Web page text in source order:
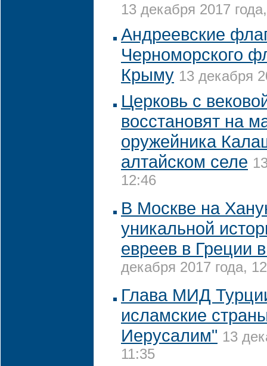
13 декабря 2017
Андреевские
Черноморского
Крыму 13 декабря
Церковь с
восстановят на
оружейника
алтайском селе
12:46
В Москве на
уникальной
евреев в Греции
декабря 2017 года,
Глава МИД
исламские
Иерусалим" 13
11:35